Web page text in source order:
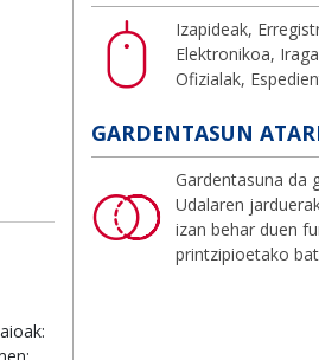
Izapideak,
Elektronikoa,
Ofizialak,
GARDENTASUN
Gardentasuna da
Udalaren
izan behar duen
printzipioetako